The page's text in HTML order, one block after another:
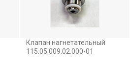
Клапан нагнетательный
115.05.009.02.000-01